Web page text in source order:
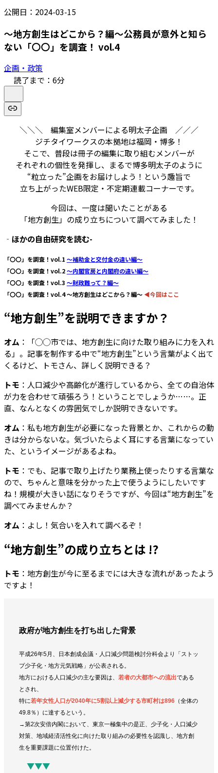
公開日： 2024-03-15
～地方創生はどこから？編～公務員が意外と知ら
ない「〇〇」を調査！ vol.4
企画・政策
読了まで： 6分
＼＼＼ 編集室メンバーによる明太子企画 ／／／
ジチタイワークスの本拠地は福岡・博多！
そこで、普段は冊子の編集に取り組むメンバーが
それぞれの個性を発揮し、まるで博多明太子のように
“粒立った”企画をお届けしよう！という趣旨で
立ち上がったWEB限定・不定期連載コーナーです。
今回は、一度は聞いたことがある
「地方創生」の成り立ちについて調べてみました！
‐ほかの自由研究を読む-
「〇〇」を調査！vol.1 ～補助金と交付金の違い編～
「〇〇」を調査！vol.2～内閣官房と内閣府の違い編～
「〇〇」を調査！vol.3 ～財政難って？編～
「〇〇」を調査！vol.4 ～地方創生はどこから？編～ ◀今回はここ
“地方創生”を説明できますか？
オム ：「◯◯市では、地方創生に向けた取り組みに力を入れ
る」。記事を制作する中で“地方創生”という言葉がよく出て
くるけど、トモさん、詳しく説明できる？
トモ ：人口減少や高齢化が進行しているから、全ての自治体
が力を合わせて頑張ろう！ということでしょうか……。正
直、なんとなくの雰囲気でしか説明できないです。
オム ：私も地方創生が必要になった背景とか、これからの動
きは分からないな。気づいたらよく耳にする言葉になってい
た、というイメージがあるよね。
トモ ：でも、記事で取り上げたり業務上使ったりする言葉な
ので、ちゃんと意味を分かった上で使うようにしたいです
ね！規模が大きい話になりそうですが、今回は“地方創生”を
調べてみませんか？
オム ：よし！気合いを入れて調べるぞ！
“地方創生”の成り立ちとは !?
トモ ：地方創生が今に至るまでには大きな流れがあったよう
ですよ！
政府が地方創生を打ち出した背景
平成26年5月、日本創成会議・人口減少問題検討分科会より「ストッ
プ少子化・地方元気戦略」が公表される。
地方における人口減少の主な要因は、 若者の大都市への流出である
とされ、
特に若年女性人口が2040年に5割以上減少する市町村は896 （全体の
49.8％）に達するという。
→第2次安倍内閣において、東京一極集中の是正、少子化・人口減少
対策、地域経済活性化に向けた取り組みの必要性を認識し、地方創
生を重要課題に位置付けた。
▼▼▼